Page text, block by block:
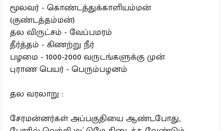
மூலவர் - கொண்டத்துக்காளியம்மன்
(குண்டத்தம்மன்)
தல விருட்சம் - வேப்பமரம்
தீர்த்தம் - கிணற்று நீர்
பழமை - 1000-2000 வருடங்களுக்கு முன்
புராண பெயர் - பெரும்பழனம்
தல வரலாறு :
சேரமன்னர்கள் அப்பகுதியை ஆண்டபோது,